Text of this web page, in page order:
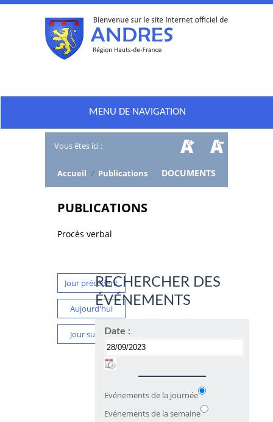
MENU DE NAVIGATION
Vous êtes ici :
Accueil / Publications DOCUMENTS
PUBLICATIONS
Procès verbal
Jour précédent
Aujourd'hui
Jour suivant
RECHERCHER DES
ÉVÉNEMENTS
Date :
Evénements de la journée
Evénements de la semaine